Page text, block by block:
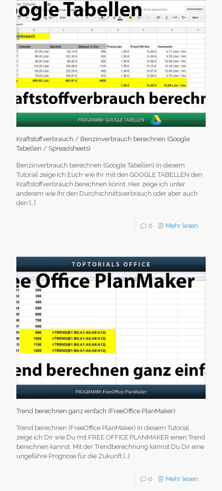
Kraftstoffverbrauch / Benzinverbrauch berechnen (Google
Tabellen / Spreadsheets)
Benzinverbrauch berechnen (Google Tabellen) In diesem
Tutorial zeige ich Euch wie Ihr mit den GOOGLE TABELLEN den
Kraftstoffverbrauch berechnen könnt. Hier zeige ich unter
anderem wie Ihr den Durchschnittsverbrauch oder aber auch
den […]
0 Mehr lesen
Trend berechnen ganz einfach (FreeOffice PlanMaker)
Trend berechnen (FreeOffice PlanMaker) In diesem Tutorial
zeige ich Dir wie Du mit FREE OFFICE PLANMAKER einen Trend
berechnen kannst. Mit der Trendberechnung kannst Du Dir eine
ungefähre Prognose für die Zukunft […]
0 Mehr lesen